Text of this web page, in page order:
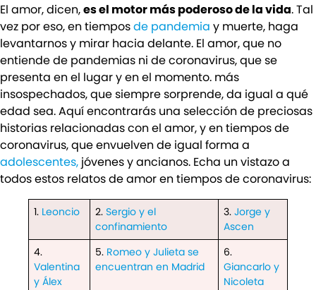
El amor, dicen,es el motor más poderoso de la vida. Tal
vez por eso, en tiemposde pandemia y muerte, haga
levantarnos y mirar hacia delante. El amor, que no
entiende de pandemias ni de coronavirus, que se
presenta en el lugar y en el momento. más
insospechados, que siempre sorprende, da igual a qué
edad sea. Aquí encontrarás una selección de preciosas
historias relacionadas con el amor, y en tiempos de
coronavirus, que envuelven de igual forma a
adolescentes, jóvenes y ancianos. Echa un vistazo a
todos estos relatos de amor en tiempos de coronavirus:
1. Leoncio 2. Sergio y el
confinamiento
3.Jorge y
Ascen
4.
Valentina
y Álex
5. Romeo y Julieta se
encuentran en Madrid
6.
Giancarlo y
Nicoleta